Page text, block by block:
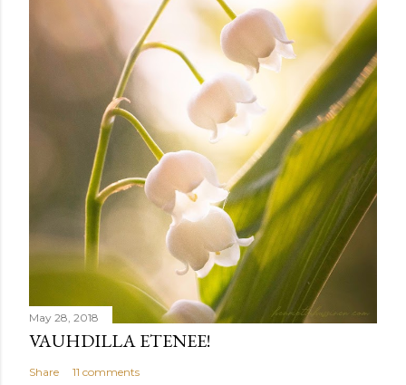
May 28, 2018
VAUHDILLA ETENEE!
Share 11 comments